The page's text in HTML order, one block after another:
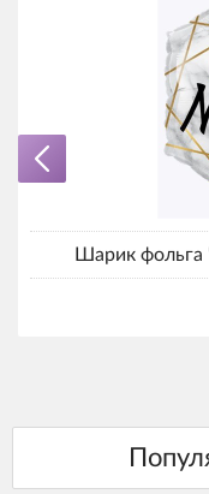
Шарик фольга